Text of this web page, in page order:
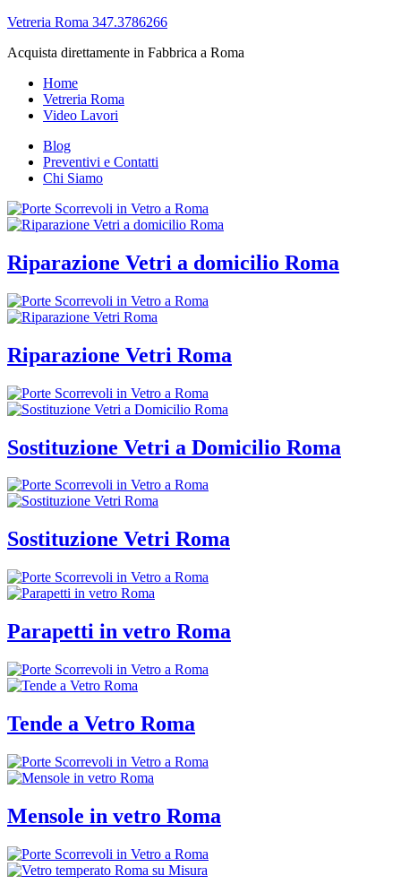
Vetreria Roma 347.3786266
Acquista direttamente in Fabbrica a Roma
Home
Vetreria Roma
Video Lavori
Blog
Preventivi e Contatti
Chi Siamo
Riparazione Vetri a domicilio Roma
Riparazione Vetri Roma
Sostituzione Vetri a Domicilio Roma
Sostituzione Vetri Roma
Parapetti in vetro Roma
Tende a Vetro Roma
Mensole in vetro Roma